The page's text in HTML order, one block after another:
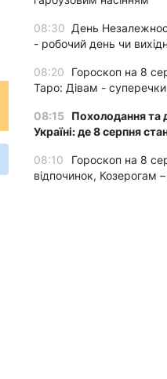
08:30 День
- робочий день чи
08:20
Гороскоп на 8
Таро: Дівам -
08:15 Похолодання та
Україні: де 8 серпня
08:10
Гороскоп на 8
відпочинок, Козерогам